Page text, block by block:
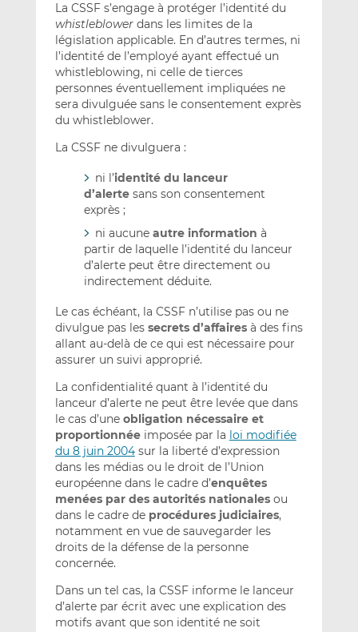
La CSSF s’engage à protéger l’identité du
whistleblowerdans les limites de la
législation applicable. En d’autres termes, ni
l’identité de l’employé ayant effectué un
whistleblowing, ni celle de tierces
personnes éventuellement impliquées ne
sera divulguée sans le consentement exprès
du whistleblower.
La CSSF ne divulguera :
ni l’identité du lanceur
d’alerte sans son consentement
exprès ;
ni aucune autre information à
partir de laquelle l’identité du lanceur
d’alerte peut être directement ou
indirectement déduite.
Le cas échéant, la CSSF n’utilise pas ou ne
divulgue pas les secrets d’affairesà des fins
allant au-delà de ce qui est nécessaire pour
assurer un suivi approprié.
La confidentialité quant à l’identité du
lanceur d’alerte ne peut être levée que dans
le cas d’une obligation nécessaire et
proportionnéeimposée par la loi modifiée
du 8 juin 2004sur la liberté d’expression
dans les médias ou le droit de l’Union
européenne dans le cadre d’enquêtes
menées par des autorités nationales ou
dans le cadre de procédures judiciaires,
notamment en vue de sauvegarder les
droits de la défense de la personne
concernée.
Dans un tel cas, la CSSF informe le lanceur
d’alerte par écrit avec une explication des
motifs avant que son identité ne soit